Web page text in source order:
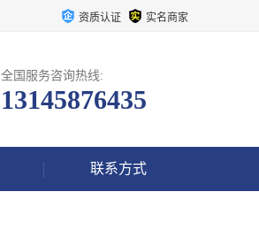
资质认证 实名商家
全国服务咨询热线:
13145876435
联系方式